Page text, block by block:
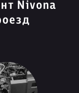
Nivona